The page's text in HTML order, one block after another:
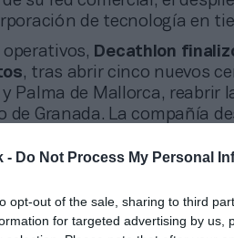
- Do Not Process My Personal
opt-out of the sale, sharing to third
for targeted advertising by us,
de tecnología en
Decathlon
, tras abrir cinco nuevos
Palma de Mallorca, reabrir
de Granada. La compañía
de etiquetas electrónicas, el
crecieron un8,6%.
elcanal onlineya